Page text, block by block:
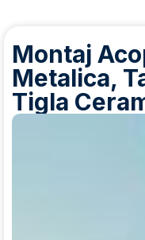
Montaj
Metalica,
Tigla